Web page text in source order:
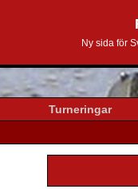
Ny sida för
Turneringar